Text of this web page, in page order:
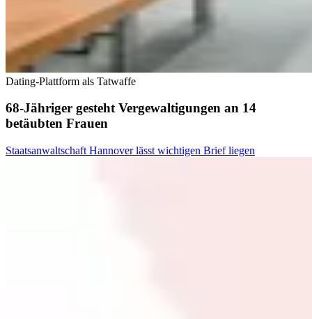
Dating-Plattform als Tatwaffe
68-Jähriger gesteht Vergewaltigungen an 14
betäubten Frauen
Staatsanwaltschaft Hannover lässt wichtigen Brief liegen